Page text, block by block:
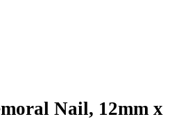
Nail, 12mm x